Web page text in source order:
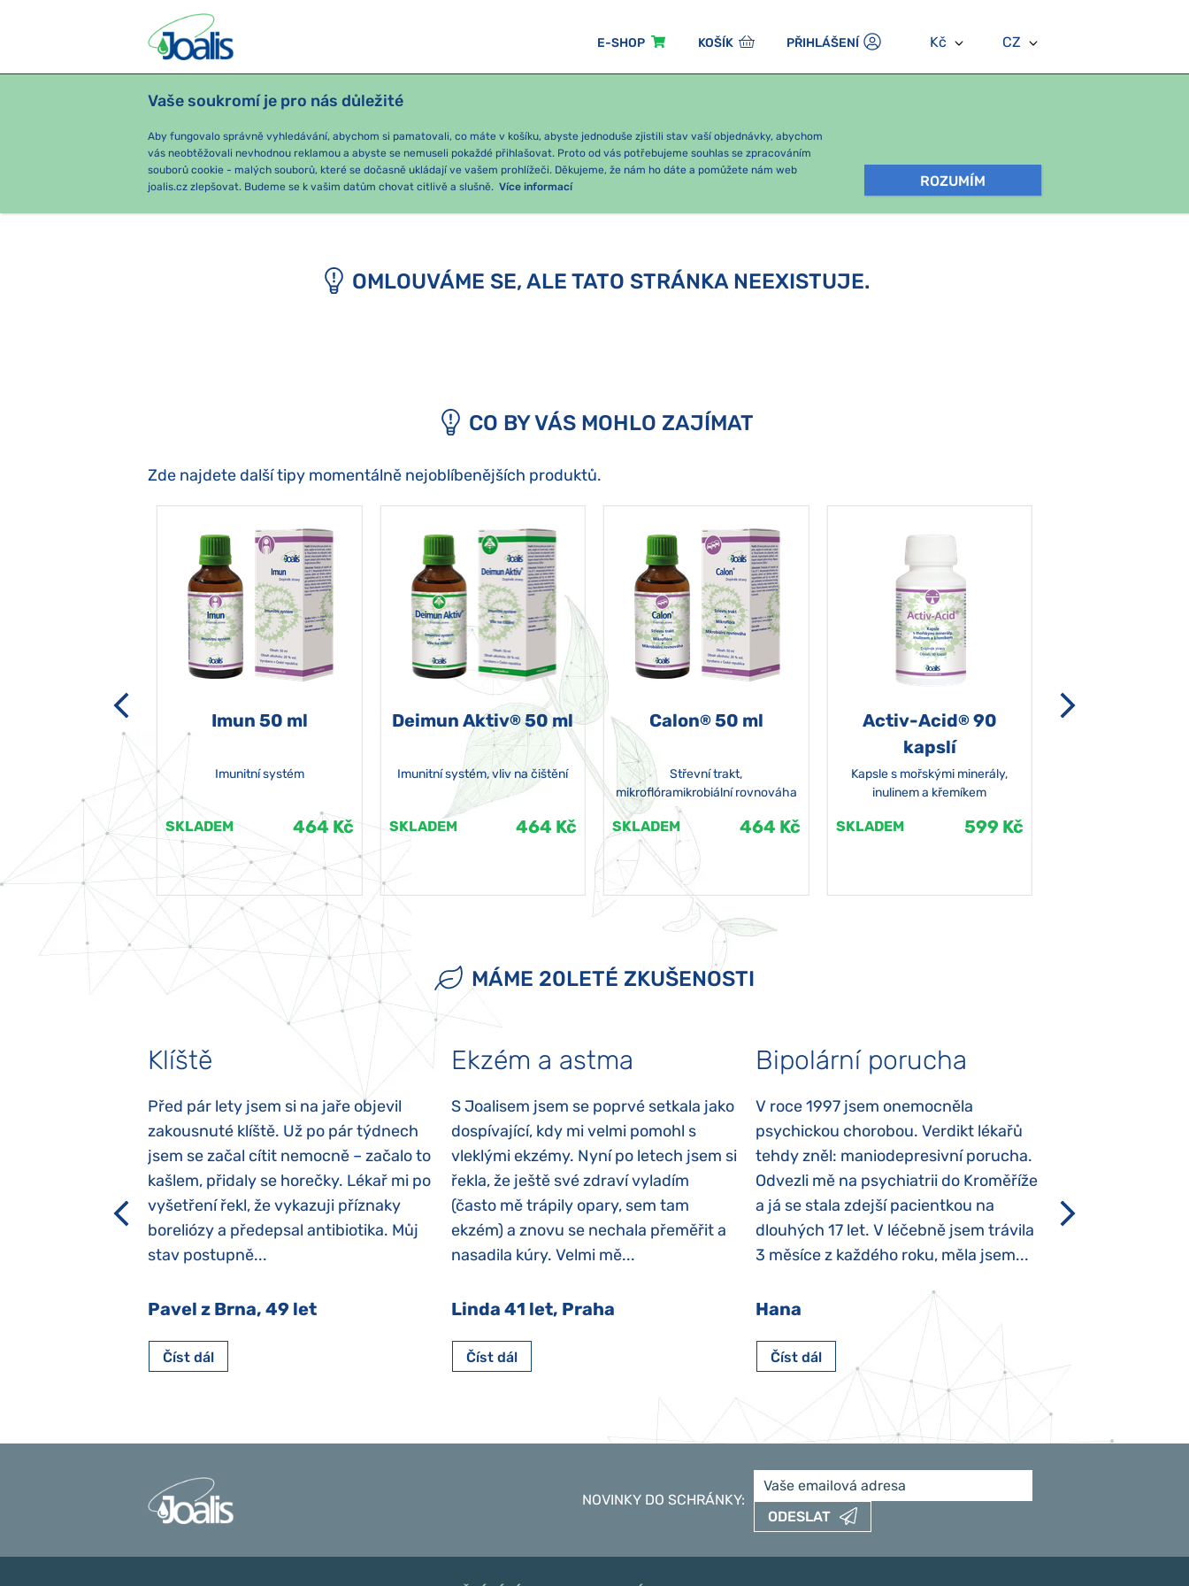
E-SHOP KOŠÍK PŘIHLÁŠENÍ Kč CZ
Vaše soukromí je pro nás důležité
Aby fungovalo správně vyhledávání, abychom si pamatovali, co máte v košíku, abyste jednoduše zjistili stav vaší objednávky, abychom
vás neobtěžovali nevhodnou reklamou a abyste se nemuseli pokaždé přihlašovat. Proto od vás potřebujeme souhlas se zpracováním
souborů cookie - malých souborů, které se dočasně ukládají ve vašem prohlížeči. Děkujeme, že nám ho dáte a pomůžete nám web
joalis.cz zlepšovat. Budeme se k vašim datům chovat citlivě a slušně. Více informací ROZUMÍM
PRODUKTY PODLE OBTÍŽÍ SEZÓNNÍ BALÍČKY
e-shop Joalis
OMLOUVÁME SE, ALE TATO STRÁNKA NEEXISTUJE.
CO BY VÁS MOHLO ZAJÍMAT
Zde najdete další tipy momentálně nejoblíbenějších produktů.
Imun 50 ml
Imunitní systém
SKLADEM 464 Kč
Deimun Aktiv® 50 ml
Imunitní systém, vliv na čištění
SKLADEM 464 Kč
Calon®50 ml
Střevní trakt,
mikroflóramikrobiální rovnováha
SKLADEM 464 Kč
Activ-Acid®90
kapslí
Kapsle s mořskými minerály,
inulinem a křemíkem
SKLADEM 599 Kč
MÁME 20LETÉ ZKUŠENOSTI
Klíště
Před pár lety jsem si na jaře objevil
zakousnuté klíště. Už po pár týdnech
jsem se začal cítit nemocně – začalo to
kašlem, přidaly se horečky. Lékař mi po
vyšetření řekl, že vykazuji příznaky
boreliózy a předepsal antibiotika. Můj
stav postupně...
Pavel z Brna, 49 let
Číst dál
Ekzém a astma
S Joalisem jsem se poprvé setkala jako
dospívající, kdy mi velmi pomohl s
vleklými ekzémy. Nyní po letech jsem si
řekla, že ještě své zdraví vyladím
(často mě trápily opary, sem tam
ekzém) a znovu se nechala přeměřit a
nasadila kúry. Velmi mě...
Linda 41 let, Praha
Číst dál
Bipolární porucha
V roce 1997 jsem onemocněla
psychickou chorobou. Verdikt lékařů
tehdy zněl: maniodepresivní porucha.
Odvezli mě na psychiatrii do Kroměříže
a já se stala zdejší pacientkou na
dlouhých 17 let. V léčebně jsem trávila
3 měsíce z každého roku, měla jsem...
Hana
Číst dál
který je u
Po půl roce
NOVINKY DO SCHRÁNKY:
ODESLAT